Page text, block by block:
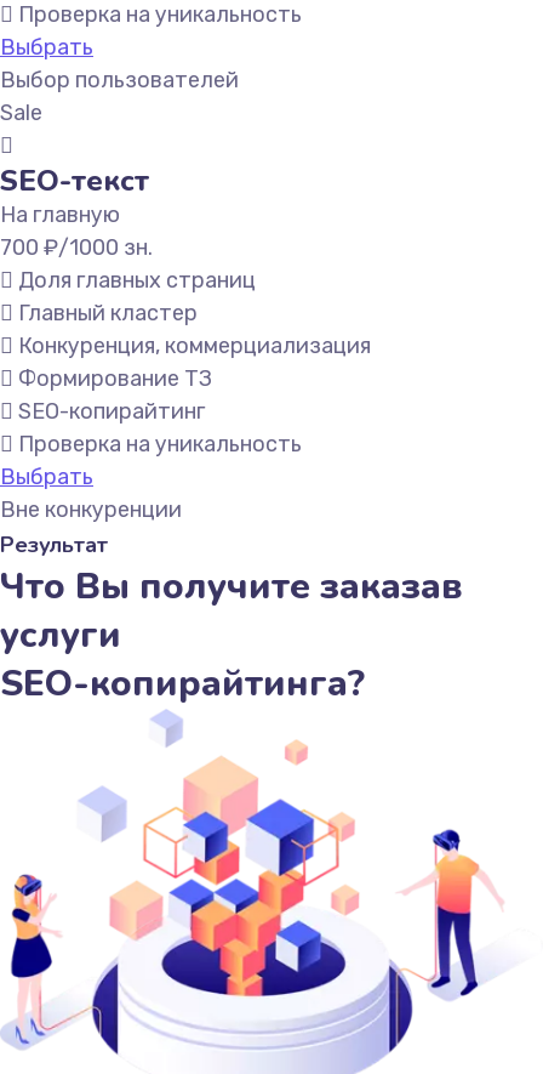
Проверка на уникальность
Выбрать
Выбор пользователей
Sale
SEO-текст
На главную
700 ₽/1000 зн.
Доля главных страниц
Главный кластер
Конкуренция, коммерциализация
Формирование ТЗ
SEO-копирайтинг
Проверка на уникальность
Выбрать
Вне конкуренции
Результат
Что Вы получите заказав
услуги
SEO-копирайтинга?